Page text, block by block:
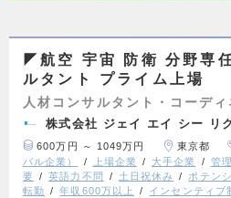
◤航空 宇宙 防衛 分野
ルタント プライム上場
人材コンサルタント・コーデ
株式会社 ジェイ エイ シー リ
600万円 ～ 1049万円 東京都
バル企業）
上場企業 大手企業 管
要
英語力不問 土日祝休み ポテン
転勤
年収600万以上 インセンティブ